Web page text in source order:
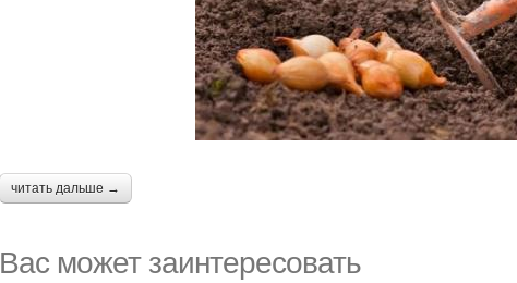
читать дальше →
Вас может заинтересовать